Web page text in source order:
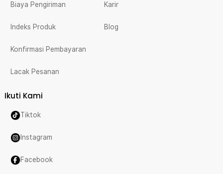
Biaya Pengiriman
Indeks Produk
Konfirmasi Pembayaran
Lacak Pesanan
Karir
Blog
Ikuti Kami
Tiktok
Instagram
Facebook